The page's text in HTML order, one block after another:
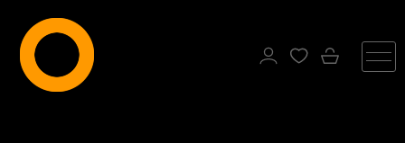
Olymp
WordPress WooCommerce Theme